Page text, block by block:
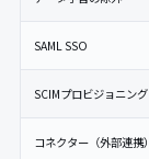
SAML SSO
SCIMプロビジョニング
コネクター（外部連携）